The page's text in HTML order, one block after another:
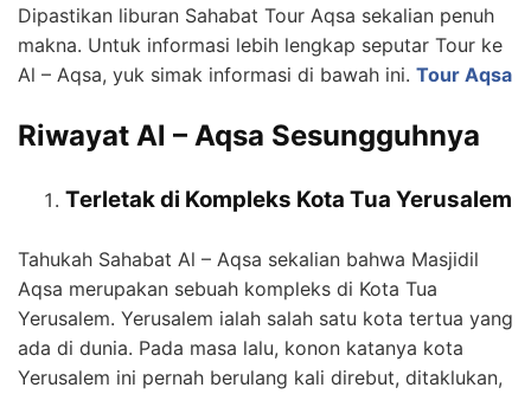
Dipastikan liburan Sahabat Tour Aqsa sekalian penuh
makna. Untuk informasi lebih lengkap seputar Tour ke
Al – Aqsa, yuk simak informasi di bawah ini. Tour Aqsa
Riwayat Al – Aqsa Sesungguhnya
Terletak di Kompleks Kota Tua Yerusalem
Tahukah Sahabat Al – Aqsa sekalian bahwa Masjidil
Aqsa merupakan sebuah kompleks di Kota Tua
Yerusalem. Yerusalem ialah salah satu kota tertua yang
ada di dunia. Pada masa lalu, konon katanya kota
Yerusalem ini pernah berulang kali direbut, ditaklukan,